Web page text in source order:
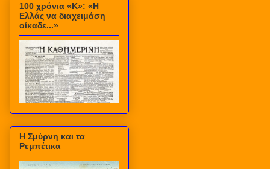
100 χρόνια «Κ»: «Η
Ελλάς να διαχειμάση
οίκαδε...»
Η Σμύρνη και τα
Ρεμπέτικα